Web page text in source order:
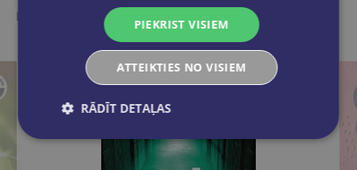
Ieskaties, varbūt noder
PIEKRIST VISIEM
ATTEIKTIES NO VISIEM
RĀDĪT DETAĻAS